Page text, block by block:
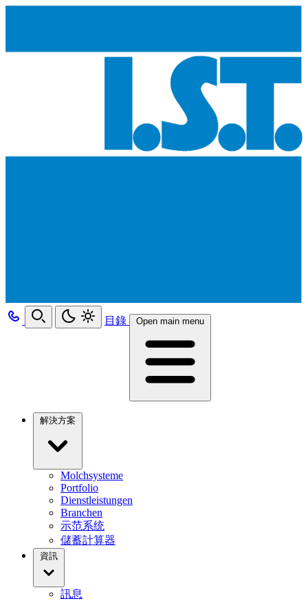
目錄 Open main menu
解決方案
Molchsysteme
Portfolio
Dienstleistungen
Branchen
示范系统
儲蓄計算器
資訊
訊息